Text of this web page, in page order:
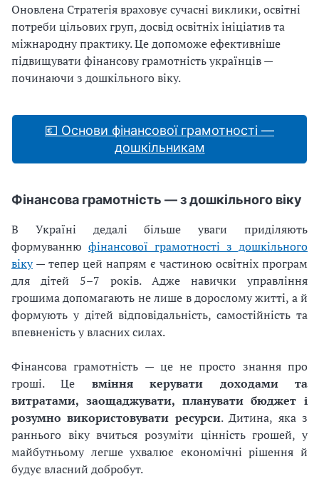
Оновлена Стратегія враховує сучасні виклики, освітні
потреби цільових груп, досвід освітніх ініціатив та
міжнародну практику. Це допоможе ефективніше
підвищувати фінансову грамотність українців —
починаючи з дошкільного віку.
💶 Основи фінансової грамотності —
дошкільникам
Фінансова грамотність — з дошкільного віку
В Україні дедалі більше уваги приділяють
формуванню фінансової грамотності з дошкільного
віку— тепер цей напрям є частиною освітніх програм
для дітей 5–7 років. Адже навички управління
грошима допомагають не лише в дорослому житті, а й
формують у дітей відповідальність, самостійність та
впевненість у власних силах.
Фінансова грамотність — це не просто знання про
гроші. Це вміння керувати доходами та
витратами, заощаджувати, планувати бюджет і
розумно використовувати ресурси. Дитина, яка з
раннього віку вчиться розуміти цінність грошей, у
майбутньому легше ухвалює економічні рішення й
будує власний добробут.